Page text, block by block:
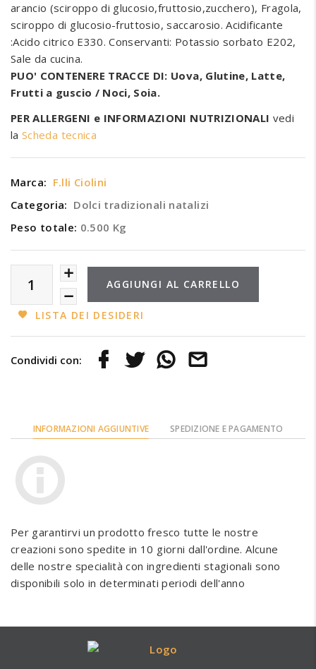
arancio (sciroppo di glucosio,fruttosio,zucchero), Fragola,
sciroppo di glucosio-fruttosio, saccarosio. Acidificante
:Acido citrico E330. Conservanti: Potassio sorbato E202,
Sale da cucina.
PUO' CONTENERE TRACCE DI: Uova, Glutine, Latte,
Frutti a guscio / Noci, Soia.
PER ALLERGENI e INFORMAZIONI NUTRIZIONALI vedi
laScheda tecnica
Marca: F.lli Ciolini
Categoria: Dolci tradizionali natalizi
Peso totale: 0.500 Kg
AGGIUNGI AL CARRELLO
LISTA DEI DESIDERI
Condividi con:
INFORMAZIONI AGGIUNTIVE SPEDIZIONE E PAGAMENTO
Per garantirvi un prodotto fresco tutte le nostre
creazioni sono spedite in 10 giorni dall'ordine. Alcune
delle nostre specialità con ingredienti stagionali sono
disponibili solo in determinati periodi dell'anno